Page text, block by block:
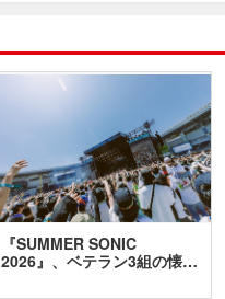
『SUMMER SONIC
2026』、ベテラン3組の懐…